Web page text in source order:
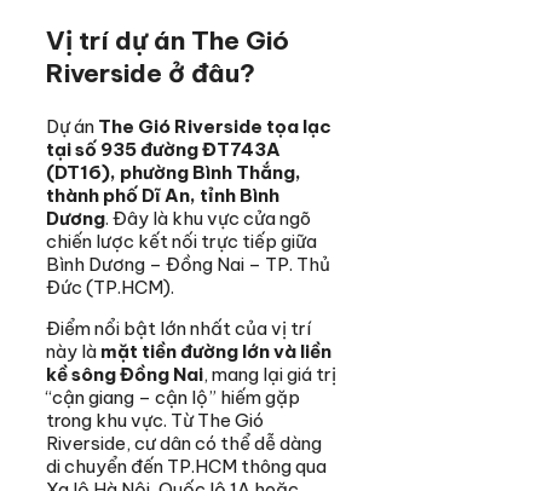
Vị trí dự án The Gió
Riverside ở đâu?
Dự án The Gió Riverside tọa lạc
tại số 935 đường ĐT743A
(DT16), phường Bình Thắng,
thành phố Dĩ An, tỉnh Bình
Dương. Đây là khu vực cửa ngõ
chiến lược kết nối trực tiếp giữa
Bình Dương – Đồng Nai – TP. Thủ
Đức (TP.HCM).
Điểm nổi bật lớn nhất của vị trí
này là mặt tiền đường lớn và liền
kề sông Đồng Nai, mang lại giá trị
“cận giang – cận lộ” hiếm gặp
trong khu vực. Từ The Gió
Riverside, cư dân có thể dễ dàng
di chuyển đến TP.HCM thông qua